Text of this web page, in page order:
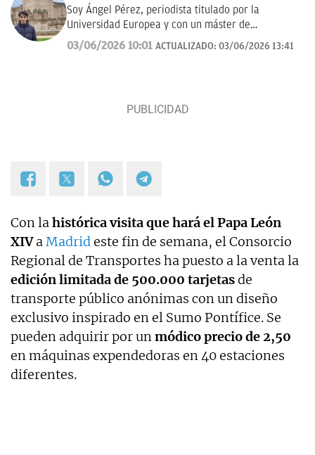
Soy Ángel Pérez, periodista titulado por la
Universidad Europea y con un máster de
Periodismo Deportivo en la Universidad Villanueva.
03/06/2026 10:01 ACTUALIZADO: 03/06/2026 13:41
Con lahistórica visita que hará el Papa León
XIVaMadrideste fin de semana, el Consorcio
Regional de Transportes ha puesto a la venta la
edición limitada de 500.000 tarjetasde
transporte público anónimas con un diseño
exclusivo inspirado en el Sumo Pontífice. Se
pueden adquirir por unmódico precio de 2,50
en máquinas expendedoras en 40 estaciones
diferentes.